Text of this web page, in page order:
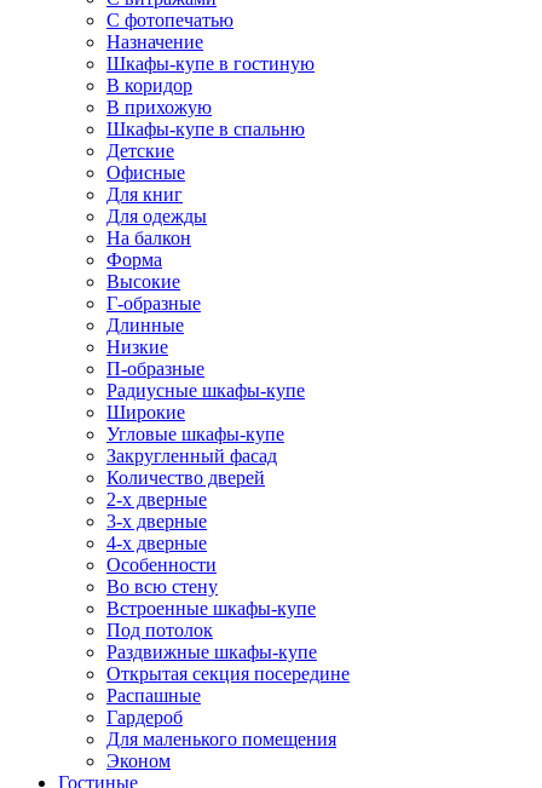
С фотопечатью
Назначение
Шкафы-купе в гостиную
В коридор
В прихожую
Шкафы-купе в спальню
Детские
Офисные
Для книг
Для одежды
На балкон
Форма
Высокие
Г-образные
Длинные
Низкие
П-образные
Радиусные шкафы-купе
Широкие
Угловые шкафы-купе
Закругленный фасад
Количество дверей
2-х дверные
3-х дверные
4-х дверные
Особенности
Во всю стену
Встроенные шкафы-купе
Под потолок
Раздвижные шкафы-купе
Открытая секция посередине
Распашные
Гардероб
Для маленького помещения
Эконом
Гостиные